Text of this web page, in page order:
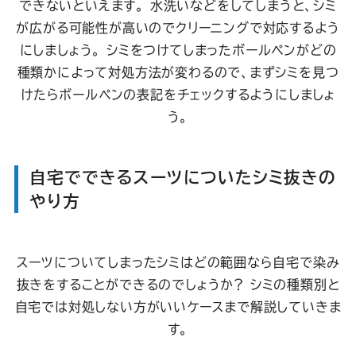
できないといえます。 水洗いなどをしてしまうと、シミ
が広がる可能性が高いのでクリーニングで対応するよう
にしましょう。 シミをつけてしまったボールペンがどの
種類かによって対処方法が変わるので、まずシミを見つ
けたらボールペンの表記をチェックするようにしましょ
う。
自宅でできるスーツについたシミ抜きの
やり方
スーツについてしまったシミはどの範囲なら自宅で染み
抜きをすることができるのでしょうか？ シミの種類別と
自宅では対処しない方がいいケースまで解説していきま
す。